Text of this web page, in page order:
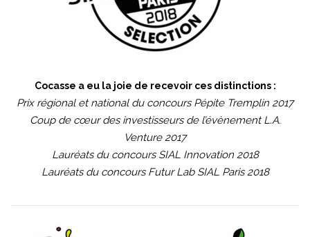
Cocasse a eu la joie de recevoir ces distinctions :
Prix régional et national du concours Pépite Tremplin 2017
Coup de cœur des investisseurs de l’évènement L.A.
Venture 2017
Lauréats du concours SIAL Innovation 2018
Lauréats du concours Futur Lab SIAL Paris 2018